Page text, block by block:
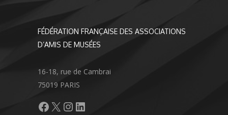
FÉDÉRATION FRANÇAISE DES ASSOCIATIONS
D’AMIS DE MUSÉES
16-18, rue de Cambrai
75019 PARIS
Facebook
X Instagram
LinkedIn